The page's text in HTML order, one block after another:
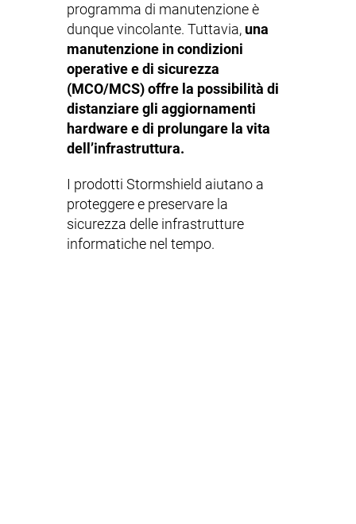
programma di manutenzione è
dunque vincolante. Tuttavia, una
manutenzione in condizioni
operative e di sicurezza
(MCO/MCS) offre la possibilità di
distanziare gli aggiornamenti
hardware e di prolungare la vita
dell’infrastruttura.
I prodotti Stormshield aiutano a
proteggere e preservare la
sicurezza delle infrastrutture
informatiche nel tempo.